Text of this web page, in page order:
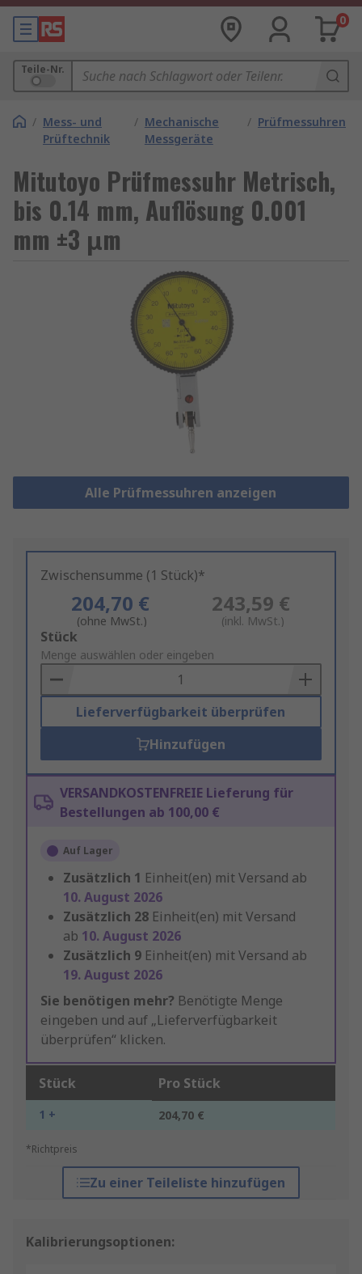
0
Teile-Nr.
/ Mess- und
Prüftechnik
/ Mechanische
Messgeräte
/ Prüfmessuhren
Mitutoyo Prüfmessuhr Metrisch,
bis 0.14 mm, Auflösung 0.001
mm ±3 μm
Alle Prüfmessuhren anzeigen
Zwischensumme (1 Stück)*
204,70 €
(ohne MwSt.)
243,59 €
(inkl. MwSt.)
Add
to
Basket
Stück
Menge auswählen oder eingeben
Lieferverfügbarkeit überprüfen
Hinzufügen
VERSANDKOSTENFREIE Lieferung für
Bestellungen ab 100,00 €
Auf Lager
Zusätzlich 1 Einheit(en) mit Versand ab
10. August 2026
Zusätzlich 28 Einheit(en) mit Versand
ab 10. August 2026
Zusätzlich 9 Einheit(en) mit Versand ab
19. August 2026
Sie benötigen mehr? Benötigte Menge
eingeben und auf „Lieferverfügbarkeit
überprüfen“ klicken.
Stück Pro Stück
1 + 204,70 €
*Richtpreis
Zu einer Teileliste hinzufügen
Kalibrierungsoptionen: